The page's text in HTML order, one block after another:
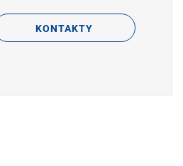
KONTAKTY